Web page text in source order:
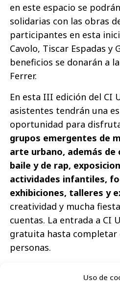
Uso de
en este espacio se
solidarias con las obras
participantes en esta
Cavolo, Tiscar Espadas y
beneficios se donarán a
Ferrer.
En esta III edición del CI
asistentes tendrán una
oportunidad para
grupos emergentes de
arte urbano, además de
baile y de rap,
actividades infantiles,
exhibiciones, talleres y
creatividad y mucha
cuentas. La entrada a CI
gratuita hasta completar
personas.